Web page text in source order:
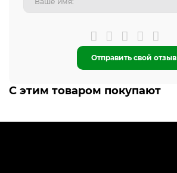
Отправить свой отзыв
С этим товаром покупают